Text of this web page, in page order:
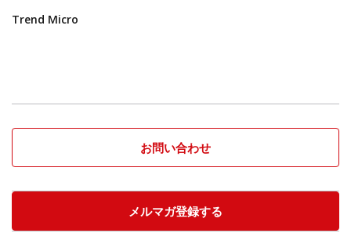
Trend Micro
お問い合わせ
メルマガ登録する